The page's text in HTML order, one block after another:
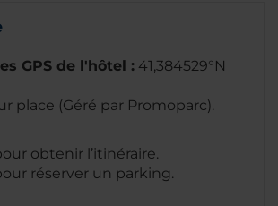
GPS de l'hôtel : 41,384529°N
place (Géré par Promoparc).
obtenir l’itinéraire.
réserver un parking.